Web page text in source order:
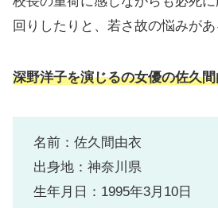
回りしたりと、若さ故の悩みがあ
深野洋子を演じるの女優の佐久
名前：佐久間由衣
出身地：神奈川県
生年月日：1995年3月10日